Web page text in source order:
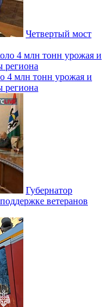
Четвертый мост
4 млн тонн урожая и
региона
Губернатор
ветеранов